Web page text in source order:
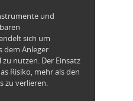
und
sich um
dem Anleger
nutzen. Der Einsatz
Risiko, mehr als den
zu verlieren.